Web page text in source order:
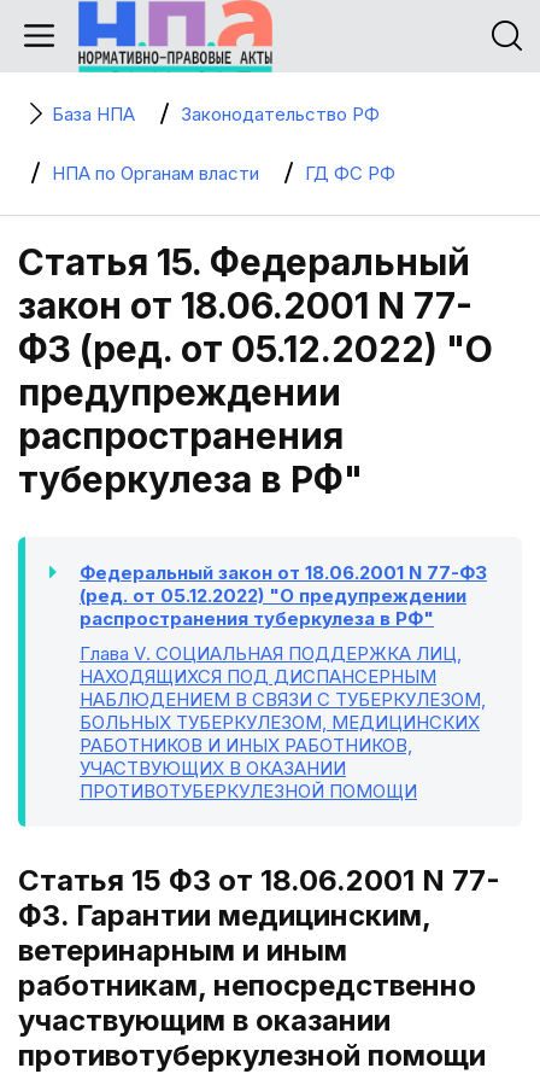
База НПА Законодательство РФ
НПА по Органам власти ГД ФС РФ
Статья 15. Федеральный
закон от 18.06.2001 N 77-
ФЗ (ред. от 05.12.2022) "О
предупреждении
распространения
туберкулеза в РФ"
Федеральный закон от 18.06.2001 N 77-ФЗ
(ред. от 05.12.2022) "О предупреждении
распространения туберкулеза в РФ"
Глава V. СОЦИАЛЬНАЯ ПОДДЕРЖКА ЛИЦ,
НАХОДЯЩИХСЯ ПОД ДИСПАНСЕРНЫМ
НАБЛЮДЕНИЕМ В СВЯЗИ С ТУБЕРКУЛЕЗОМ,
БОЛЬНЫХ ТУБЕРКУЛЕЗОМ, МЕДИЦИНСКИХ
РАБОТНИКОВ И ИНЫХ РАБОТНИКОВ,
УЧАСТВУЮЩИХ В ОКАЗАНИИ
ПРОТИВОТУБЕРКУЛЕЗНОЙ ПОМОЩИ
Статья 15 ФЗ от 18.06.2001 N 77-
ФЗ. Гарантии медицинским,
ветеринарным и иным
работникам, непосредственно
участвующим в оказании
противотуберкулезной помощи